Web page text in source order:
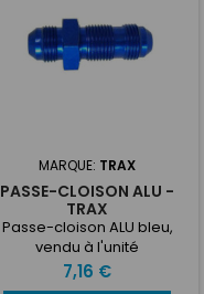
MARQUE: TRAX
PASSE-CLOISON ALU -
TRAX
Passe-cloison ALU bleu,
vendu à l'unité
Prix
7,16 €